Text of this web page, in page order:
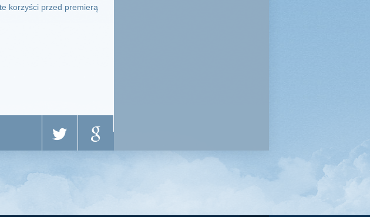
korzyści przed premierą